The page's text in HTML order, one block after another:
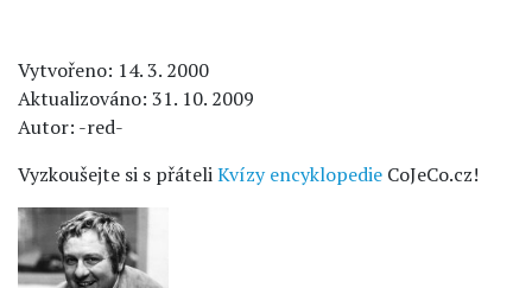
Vytvořeno: 14. 3. 2000
Aktualizováno: 31. 10. 2009
Autor: -red-
Vyzkoušejte si s přáteliKvízy encyklopedie CoJeCo.cz!